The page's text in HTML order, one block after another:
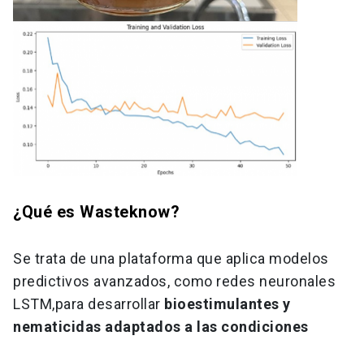
¿Qué es Wasteknow?
Se trata de una plataforma que aplica modelos
predictivos avanzados, como redes neuronales
LSTM,para desarrollar bioestimulantes y
nematicidas adaptados a las condiciones